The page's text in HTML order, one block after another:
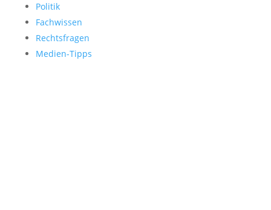
Politik
Fachwissen
Rechtsfragen
Medien-Tipps